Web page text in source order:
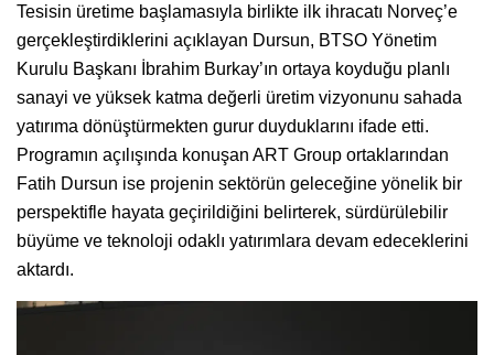
Tesisin üretime başlamasıyla birlikte ilk ihracatı Norveç’e
gerçekleştirdiklerini açıklayan Dursun, BTSO Yönetim
Kurulu Başkanı İbrahim Burkay’ın ortaya koyduğu planlı
sanayi ve yüksek katma değerli üretim vizyonunu sahada
yatırıma dönüştürmekten gurur duyduklarını ifade etti.
Programın açılışında konuşan ART Group ortaklarından
Fatih Dursun ise projenin sektörün geleceğine yönelik bir
perspektifle hayata geçirildiğini belirterek, sürdürülebilir
büyüme ve teknoloji odaklı yatırımlara devam edeceklerini
aktardı.